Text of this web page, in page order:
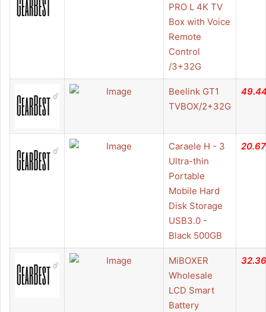
PRO L 4K TV
Box with Voice
Remote
Control
/3+32G
Beelink GT1
TVBOX/2+32G
Caraele H - 3
Ultra-thin
Portable
Mobile Hard
Disk Storage
USB3.0 -
Black 500GB
20.67
MiBOXER
Wholesale
LCD Smart
Battery
32.36